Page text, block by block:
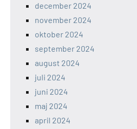
december 2024
november 2024
oktober 2024
september 2024
august 2024
juli 2024
juni 2024
maj 2024
april 2024